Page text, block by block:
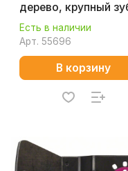
дерево, крупный
ПРАКТИКА 240-195
Есть в наличии
Арт. 55696
В корзину